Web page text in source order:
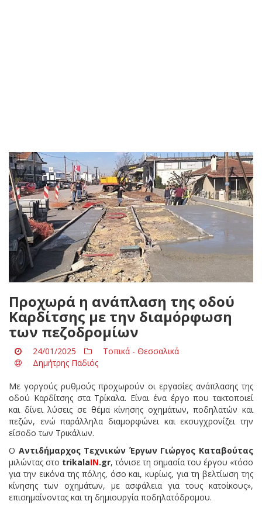
Προχωρά η ανάπλαση της οδού
Καρδίτσης με την διαμόρφωση
των πεζοδρομίων
24/01/2025
Τοπικά - Θεσσαλικά
Δημήτρης Παδιός
Με γοργούς ρυθμούς προχωρούν οι εργασίες ανάπλασης της
οδού Καρδίτσης στα Τρίκαλα. Είναι ένα έργο που τακτοποιεί
και δίνει λύσεις σε θέμα κίνησης οχημάτων, ποδηλατών και
πεζών, ενώ παράλληλα διαμορφώνει και εκσυγχρονίζει την
είσοδο των Τρικάλων.
Ο Αντιδήμαρχος Τεχνικών Έργων Γιώργος Καταβούτας
μιλώντας στο trikalaIN.gr, τόνισε τη σημασία του έργου «τόσο
για την εικόνα της πόλης, όσο και, κυρίως, για τη βελτίωση της
κίνησης των οχημάτων, με ασφάλεια για τους κατοίκους»,
επισημαίνοντας και τη δημιουργία ποδηλατόδρομου.